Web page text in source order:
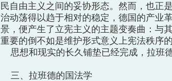
民自由主义之间的妥协形态。然而，也正
治动荡得以趋于相对的稳定，德国的产业
景，便产生了立宪主义的主题变奏曲：与
重要的倒不如是维护形式意义上宪法秩序的
思想和现实的长久铺垫已经完成，拉班
三、拉班德的国法学